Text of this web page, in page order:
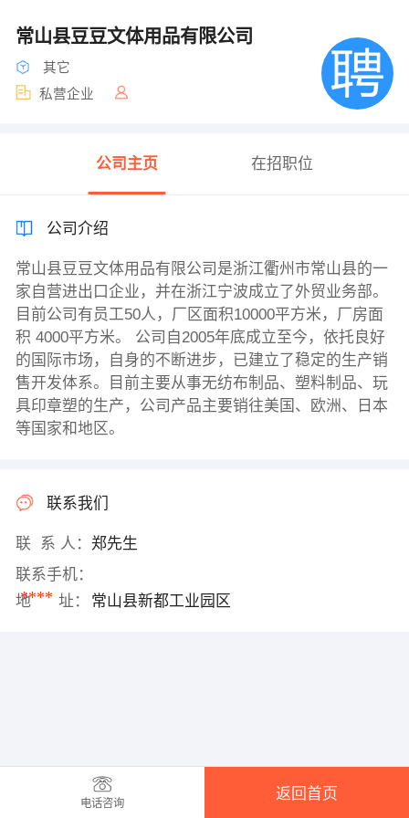
常山县豆豆文体用品有限公司
其它
私营企业
公司主页 在招职位
公司介绍
常山县豆豆文体用品有限公司是浙江衢州市常山县的一
家自营进出口企业，并在浙江宁波成立了外贸业务部。
目前公司有员工50人，厂区面积10000平方米，厂房面
积 4000平方米。 公司自2005年底成立至今，依托良好
的国际市场，自身的不断进步，已建立了稳定的生产销
售开发体系。目前主要从事无纺布制品、塑料制品、玩
具印章塑的生产，公司产品主要销往美国、欧洲、日本
等国家和地区。
联系我们
联 系 人： 郑先生
联系手机：
****
地 址： 常山县新都工业园区
电话咨询
返回首页